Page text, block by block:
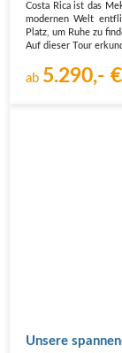
Costa Rica ist das
modernen Welt
Platz, um Ruhe zu
Auf dieser Tour
ab 5.290,- €
Unsere